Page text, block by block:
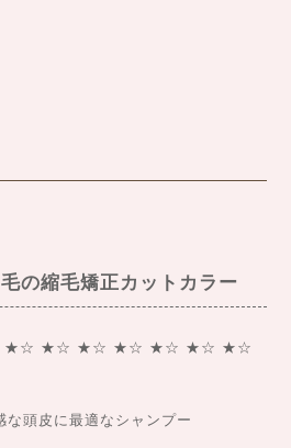
の縮毛矯正カットカラー
★☆ ★☆ ★☆ ★☆ ★☆ ★☆
頭皮に最適なシャンプー